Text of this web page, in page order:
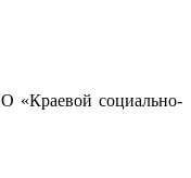
«Краевой социально-